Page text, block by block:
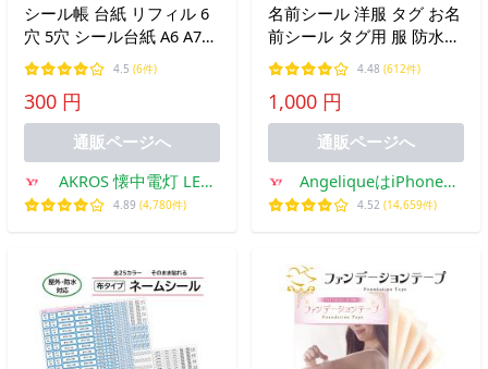
シール帳 台紙 リフィル 6
穴 5穴 シール台紙 A6 A7
M5
4.5 (6件)
300 円
通販ページへ
AKROS 懐中電灯 LED
ライト キーケース
4.89 (4,780件)
名前シール 洋服 タグ お名
前シール タグ用 服 防水
なまえシール 耐水 耐熱 ネ
ームシール ノンアイロン
アイロン不要 小学校 シー
ル 算数セット
4.48 (612件)
1,000 円
通販ページへ
AngeliqueはiPhone・
スマホケース
4.52 (14,659件)